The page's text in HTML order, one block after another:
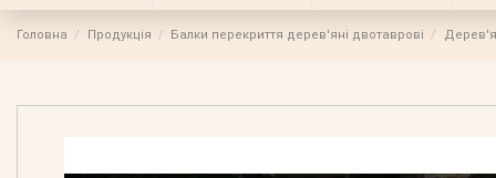
Головна Продукція Балки перекриття дерев'яні двотаврові